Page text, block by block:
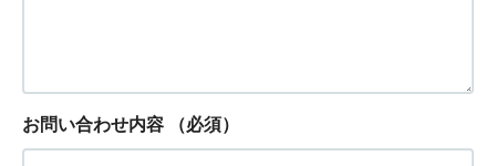
お問い合わせ内容 （必須）